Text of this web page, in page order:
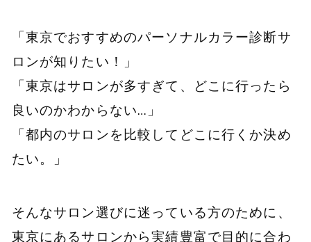
「東京でおすすめのパーソナルカラー診断サ
ロンが知りたい！」
「東京はサロンが多すぎて、どこに行ったら
良いのかわからない…」
「都内のサロンを比較してどこに行くか決め
たい。」
そんなサロン選びに迷っている方のために、
東京にあるサロンから実績豊富で目的に合わ